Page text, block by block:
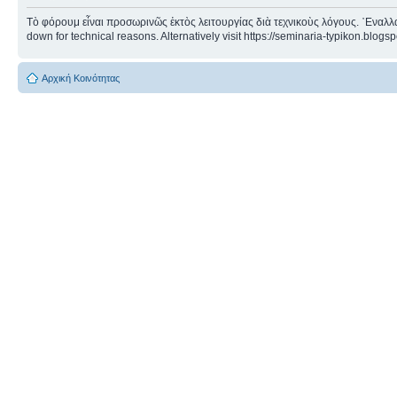
Τὸ φόρουμ εἶναι προσωρινῶς ἐκτὸς λειτουργίας διὰ τεχνικοὺς λόγους.
down for technical reasons. Alternatively visit https://seminaria-
Αρχική Κοινότητας